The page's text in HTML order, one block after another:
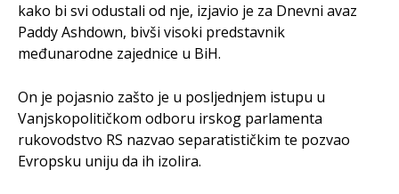
kako bi svi odustali od nje, izjavio je za Dnevni avaz
Paddy Ashdown, bivši visoki predstavnik
međunarodne zajednice u BiH.
On je pojasnio zašto je u posljednjem istupu u
Vanjskopolitičkom odboru irskog parlamenta
rukovodstvo RS nazvao separatističkim te pozvao
Evropsku uniju da ih izolira.